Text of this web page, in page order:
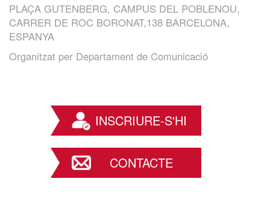
PLAÇA GUTENBERG, CAMPUS DEL POBLENOU,
CARRER DE ROC BORONAT,138 BARCELONA,
ESPANYA
Organitzat per Departament de Comunicació
INSCRIURE-S'HI
CONTACTE